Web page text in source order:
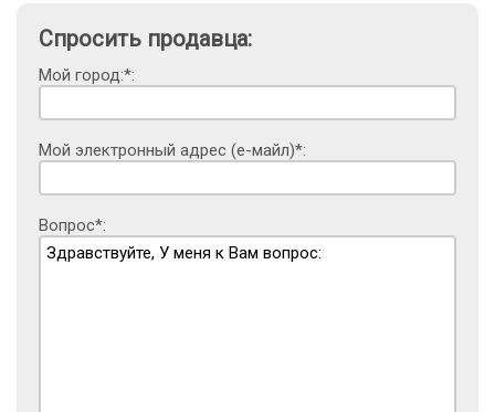
Спросить продавца:
Мой город:*:
Мой электронный адрес (е-майл)*:
Вопрос*: